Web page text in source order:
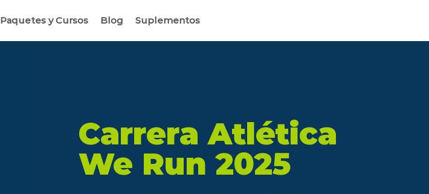
Paquetes y Cursos Blog Suplementos
Carrera Atlética
We Run 2025